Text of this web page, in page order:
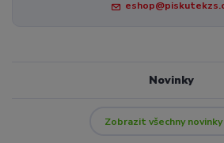
Novinky
Zobrazit všechny novinky